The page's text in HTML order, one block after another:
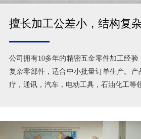
擅长加工公差小，结构复
公司拥有10多年的精密五金零件加工经
复杂零部件，适合中小批量订单生产。
疗，通讯，汽车，电动工具，石油化工等